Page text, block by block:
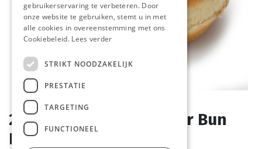
2416 Brioche Hamburger Bun
Pastridor 30 x 110 gr
gebruikerservaring te verbeteren. Door
onze website te gebruiken, stemt u in met
alle cookies in overeenstemming met ons
Cookiebeleid. Lees verder
STRIKT NOODZAKELIJK
PRESTATIE
TARGETING
FUNCTIONEEL